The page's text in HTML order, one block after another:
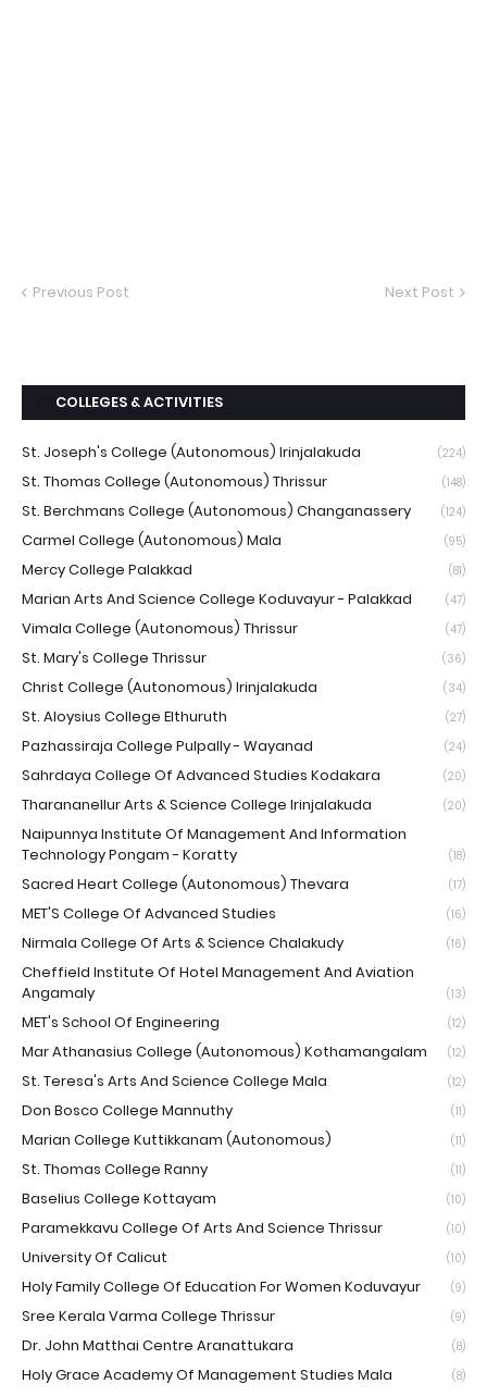
Previous Post Next Post
COLLEGES & ACTIVITIES
St. Joseph's College (Autonomous) Irinjalakuda (224)
St. Thomas College (Autonomous) Thrissur (148)
St. Berchmans College (Autonomous) Changanassery (124)
Carmel College (Autonomous) Mala (95)
Mercy College Palakkad (81)
Marian Arts And Science College Koduvayur - Palakkad (47)
Vimala College (Autonomous) Thrissur (47)
St. Mary's College Thrissur (36)
Christ College (Autonomous) Irinjalakuda (34)
St. Aloysius College Elthuruth (27)
Pazhassiraja College Pulpally - Wayanad (24)
Sahrdaya College Of Advanced Studies Kodakara (20)
Tharananellur Arts & Science College Irinjalakuda (20)
Naipunnya Institute Of Management And Information
Technology Pongam - Koratty
(18)
Sacred Heart College (Autonomous) Thevara (17)
MET'S College Of Advanced Studies (16)
Nirmala College Of Arts & Science Chalakudy (16)
Cheffield Institute Of Hotel Management And Aviation
Angamaly
(13)
MET's School Of Engineering (12)
Mar Athanasius College (Autonomous) Kothamangalam (12)
St. Teresa's Arts And Science College Mala (12)
Don Bosco College Mannuthy (11)
Marian College Kuttikkanam (Autonomous) (11)
St. Thomas College Ranny (11)
Baselius College Kottayam (10)
Paramekkavu College Of Arts And Science Thrissur (10)
University Of Calicut (10)
Holy Family College Of Education For Women Koduvayur (9)
Sree Kerala Varma College Thrissur (9)
Dr. John Matthai Centre Aranattukara (8)
Holy Grace Academy Of Management Studies Mala (8)